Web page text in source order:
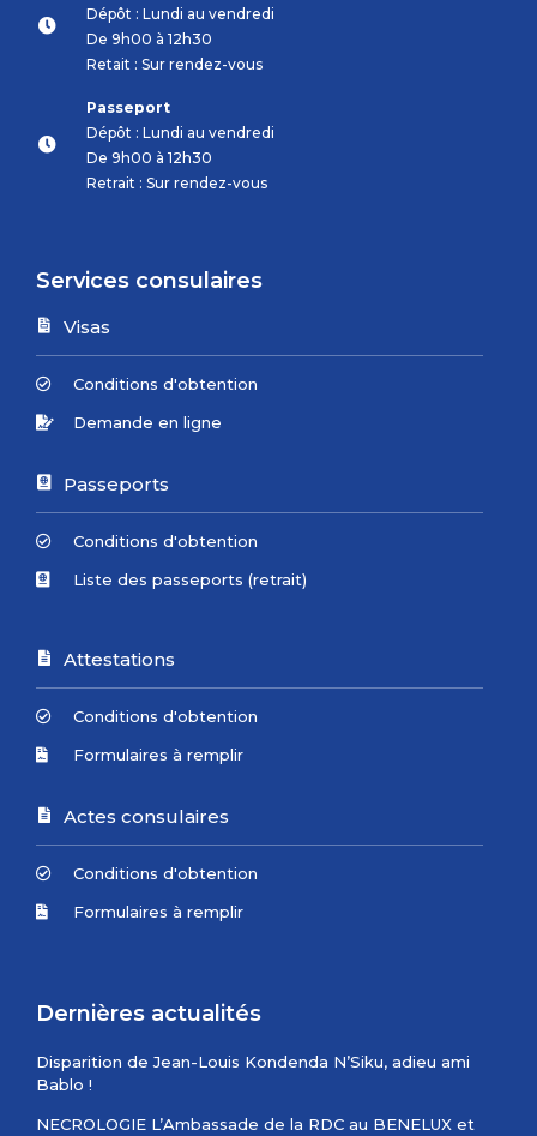
Dépôt : Lundi au vendredi
De 9h00 à 12h30
Retait : Sur rendez-vous
Passeport
Dépôt : Lundi au vendredi
De 9h00 à 12h30
Retrait : Sur rendez-vous
Services consulaires
Visas
Conditions d'obtention
Demande en ligne
Passeports
Conditions d'obtention
Liste des passeports (retrait)
Attestations
Conditions d'obtention
Formulaires à remplir
Actes consulaires
Conditions d'obtention
Formulaires à remplir
Dernières actualités
Disparition de Jean-Louis Kondenda N’Siku, adieu ami
Bablo !
NECROLOGIE L’Ambassade de la RDC au BENELUX et